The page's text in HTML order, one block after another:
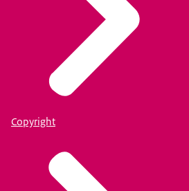
Copyright